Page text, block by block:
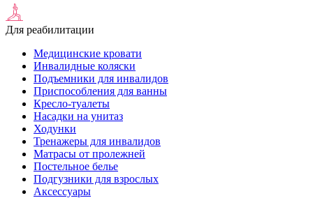
Для реабилитации
Медицинские кровати
Инвалидные коляски
Подъемники для инвалидов
Приспособления для ванны
Кресло-туалеты
Насадки на унитаз
Ходунки
Тренажеры для инвалидов
Матрасы от пролежней
Постельное белье
Подгузники для взрослых
Аксессуары